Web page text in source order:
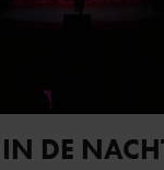
DE